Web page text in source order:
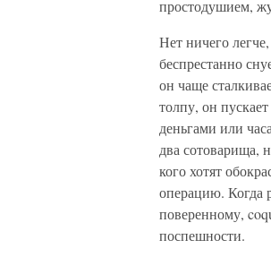
простодушием,
Нет ничего
беспрестанно
он чаще
толпу, он
деньгами или
два сотоварища,
кого хотят
операцию. Когда
поверенному,
поспешности.